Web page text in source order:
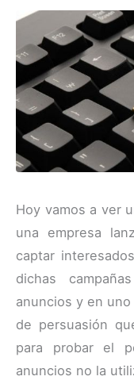
Hoy vamos a ver
una empresa
captar
dichas
anuncios y en
de persuasión
para probar el
anuncios no la